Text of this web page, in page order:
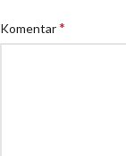
Komentar*